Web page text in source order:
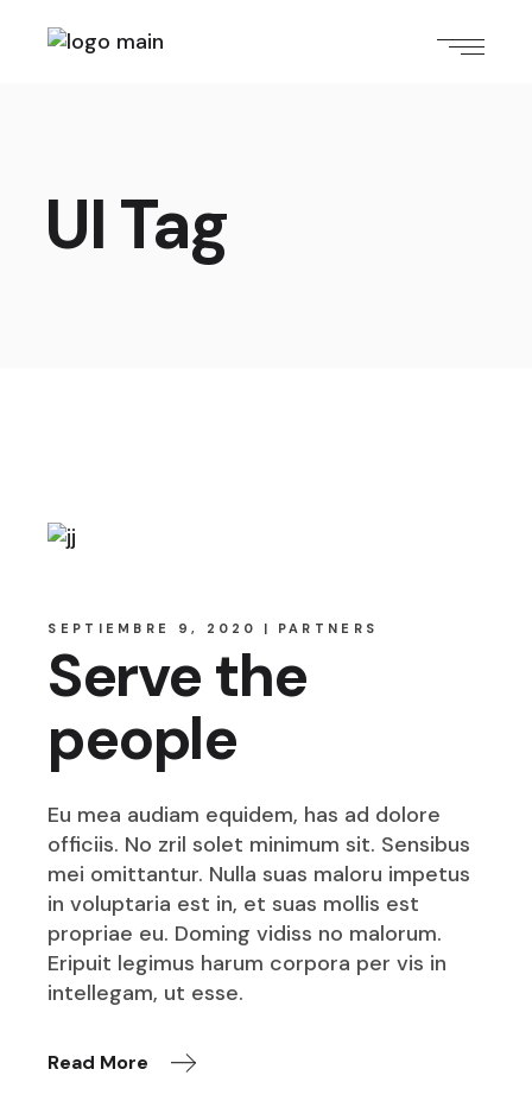
UI Tag
SEPTIEMBRE 9, 2020 PARTNERS
Serve the
people
Eu mea audiam equidem, has ad dolore
officiis. No zril solet minimum sit. Sensibus
mei omittantur. Nulla suas maloru impetus
in voluptaria est in, et suas mollis est
propriae eu. Doming vidiss no malorum.
Eripuit legimus harum corpora per vis in
intellegam, ut esse.
Read More